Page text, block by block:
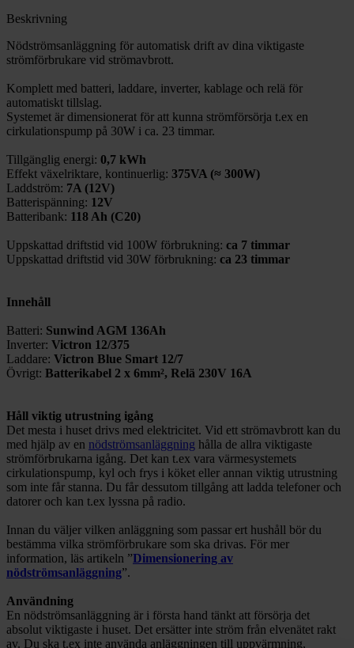
Beskrivning
Nödströmsanläggning för automatisk drift av dina viktigaste
strömförbrukare vid strömavbrott.
Komplett med batteri, laddare, inverter, kablage och relä för
automatiskt tillslag.
Systemet är dimensionerat för att kunna strömförsörja t.ex en
cirkulationspump på 30W i ca. 23 timmar.
Tillgänglig energi: 0,7 kWh
Effekt växelriktare, kontinuerlig: 375VA (≈ 300W)
Laddström: 7A (12V)
Batterispänning: 12V
Batteribank: 118 Ah (C20)
Uppskattad driftstid vid 100W förbrukning: ca 7 timmar
Uppskattad driftstid vid 30W förbrukning: ca 23 timmar
Innehåll
Batteri: Sunwind AGM 136Ah
Inverter: Victron 12/375
Laddare: Victron Blue Smart 12/7
Övrigt: Batterikabel 2 x 6mm², Relä 230V 16A
Håll viktig utrustning igång
Det mesta i huset drivs med elektricitet. Vid ett strömavbrott kan du
med hjälp av en nödströmsanläggning hålla de allra viktigaste
strömförbrukarna igång. Det kan t.ex vara värmesystemets
cirkulationspump, kyl och frys i köket eller annan viktig utrustning
som inte får stanna. Du får dessutom tillgång att ladda telefoner och
datorer och kan t.ex lyssna på radio.
Innan du väljer vilken anläggning som passar ert hushåll bör du
bestämma vilka strömförbrukare som ska drivas. För mer
information, läs artikeln ”Dimensionering av
nödströmsanläggning”.
Användning
En nödströmsanläggning är i första hand tänkt att försörja det
absolut viktigaste i huset. Det ersätter inte ström från elvenätet rakt
av. Du ska t.ex inte använda anläggningen till uppvärmning,